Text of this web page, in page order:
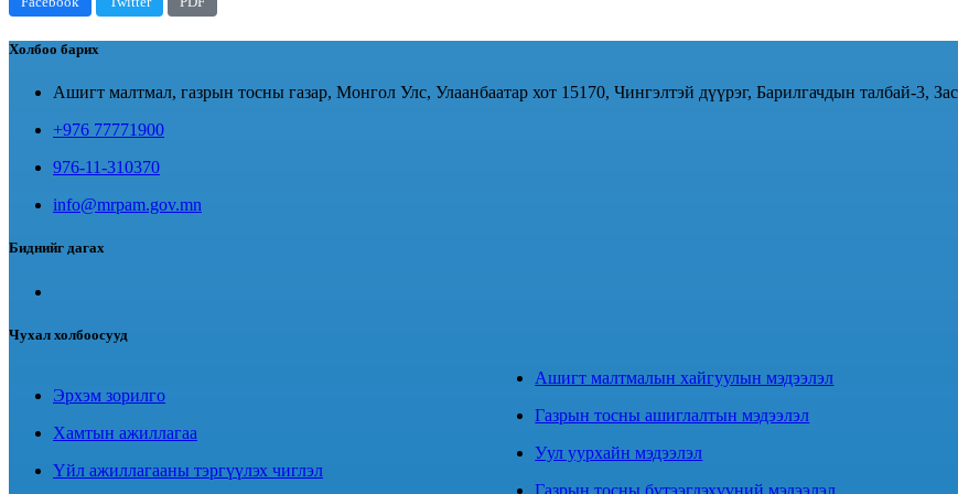
Холбоо барих
Ашигт малтмал, газрын тосны газар, Монгол Улс, Улаанбаатар хот 15170, Чингэлтэй дүүрэг, Барилгачдын талбай-3,
+976 77771900
976-11-310370
info@mrpam.gov.mn
Биднийг дагах
Чухал холбоосууд
Эрхэм зорилго
Хамтын ажиллагаа
Үйл ажиллагааны тэргүүлэх чиглэл
Ашигт малтмалын хайгуулын мэдээлэл
Газрын тосны ашиглалтын мэдээлэл
Уул уурхайн мэдээлэл
Газрын тосны бүтээгдэхүүний мэдээлэл